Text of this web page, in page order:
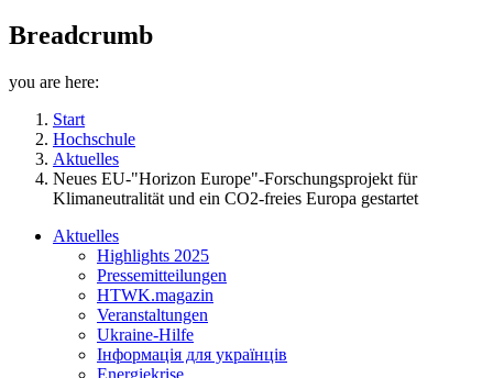
Breadcrumb
you are here:
Start
Hochschule
Aktuelles
Neues EU-"Horizon Europe"-Forschungsprojekt für
Klimaneutralität und ein CO2-freies Europa gestartet
Aktuelles
Highlights 2025
Pressemitteilungen
HTWK.magazin
Veranstaltungen
Ukraine-Hilfe
Інформація для українців